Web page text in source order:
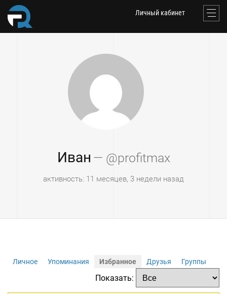
Личный кабинет
Иван — @profitmax
активность: 11 месяцев, 3 недели назад
Личное Упоминания Избранное Друзья Группы
Показать: